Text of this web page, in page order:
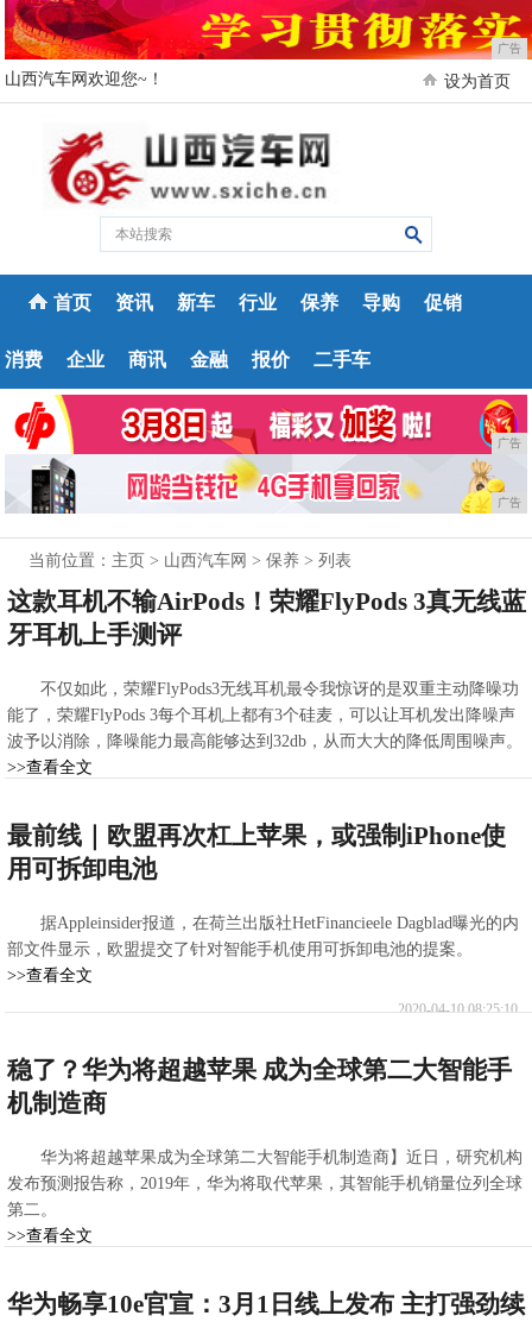
广告
山西汽车网欢迎您~！ 设为首页
首页 资讯 新车 行业 保养 导购 促销
消费 企业 商讯 金融 报价 二手车
广告
广告
当前位置： 主页 > 山西汽车网 >保养 > 列表
这款耳机不输AirPods！荣耀FlyPods 3真无线蓝
牙耳机上手测评
不仅如此，荣耀FlyPods3无线耳机最令我惊讶的是双重主动降噪功
能了，荣耀FlyPods 3每个耳机上都有3个硅麦，可以让耳机发出降噪声
波予以消除，降噪能力最高能够达到32db，从而大大的降低周围噪声。
>>查看全文
最前线｜欧盟再次杠上苹果，或强制iPhone使
用可拆卸电池
据Appleinsider报道，在荷兰出版社HetFinancieele Dagblad曝光的内
部文件显示，欧盟提交了针对智能手机使用可拆卸电池的提案。
>>查看全文
2020-04-10 08:25:10
稳了？华为将超越苹果 成为全球第二大智能手
机制造商
华为将超越苹果成为全球第二大智能手机制造商】近日，研究机构
发布预测报告称，2019年，华为将取代苹果，其智能手机销量位列全球
第二。
>>查看全文
华为畅享10e官宣：3月1日线上发布 主打强劲续